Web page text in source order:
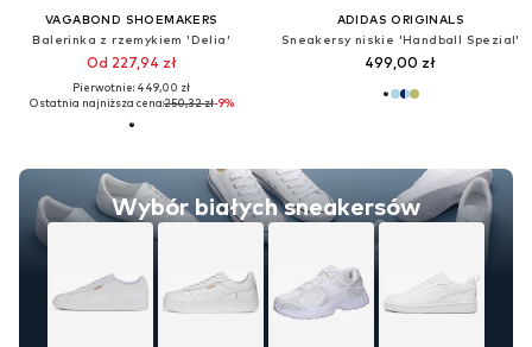
VAGABOND SHOEMAKERS
Balerinka z rzemykiem 'Delia'
Od 227,94 zł
Pierwotnie: 449,00 zł
Ostatnia najniższa cena:250,32 zł-9%
Wybór białych sneakersów
ADIDAS ORIGINALS
Sneakersy niskie 'Handball Spezial'
499,00 zł